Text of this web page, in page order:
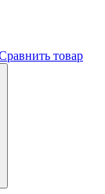
товар